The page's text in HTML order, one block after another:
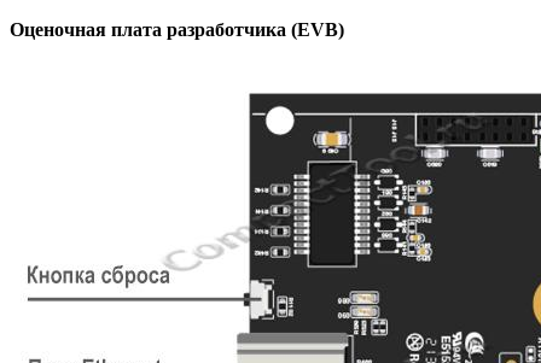
Оценочная плата разработчика (EVB)